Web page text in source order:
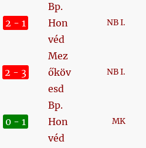
2 - 1
Bp.
Hon
véd
NB I.
2 - 3
Mez
őköv
esd
NB I.
0 - 1
Bp.
Hon
véd
MK